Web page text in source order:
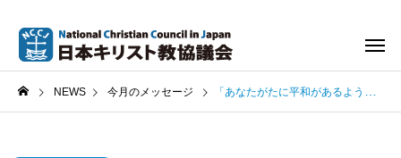
NEWS 今月のメッセージ 「あなたがたに平和があるように」 ヨハネ福音書20章19－23節